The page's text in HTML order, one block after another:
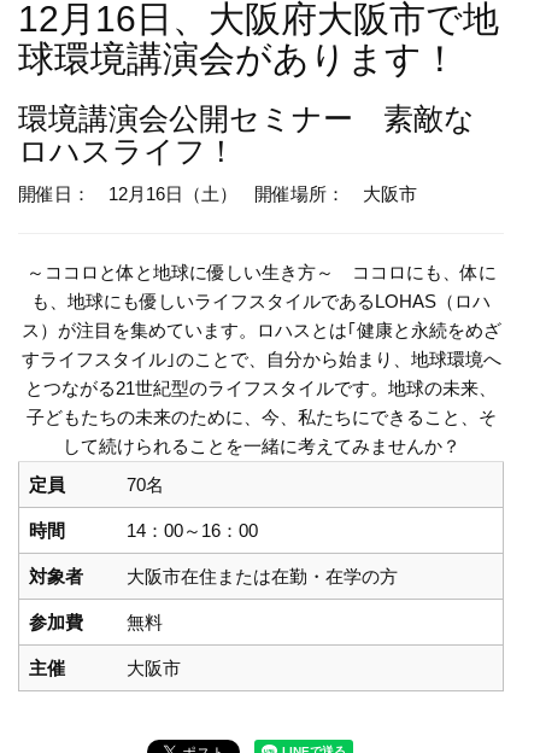
12月16日、大阪府大阪市で地
球環境講演会があります！
環境講演会公開セミナー 素敵な
ロハスライフ！
開催日： 12月16日（土） 開催場所： 大阪市
～ココロと体と地球に優しい生き方～ ココロにも、体に
も、地球にも優しいライフスタイルであるLOHAS（ロハ
ス）が注目を集めています。ロハスとは｢健康と永続をめざ
すライフスタイル｣のことで、自分から始まり、地球環境へ
とつながる21世紀型のライフスタイルです。地球の未来、
子どもたちの未来のために、今、私たちにできること、そ
して続けられることを一緒に考えてみませんか？
定員
70名
時間 14：00～16：00
対象者 大阪市在住または在勤・在学の方
参加費 無料
主催 大阪市